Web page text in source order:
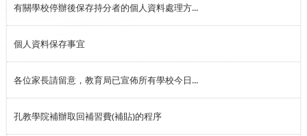
有關學校停辦後保存持分者的個人資料處理方...
個人資料保存事宜
各位家長請留意，教育局已宣佈所有學校今日...
孔教學院補辦取回補習費(補貼)的程序